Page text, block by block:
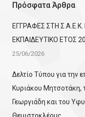
Πρόσφατα Άρθρα
ΕΓΓΡΑΦΕΣ ΣΤΗ
ΕΚΠΑΙΔΕΥΤΙΚΟ ΕΤΟΣ
25/06/2026
Δελτίο Τύπου για την
Κυριάκου Μητσοτάκη,
Γεωργιάδη και του